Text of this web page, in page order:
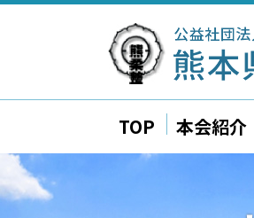
TOP 本会紹介